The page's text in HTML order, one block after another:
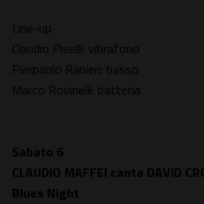
Line-up
Claudio Piselli: vibrafono
Pierpaolo Ranieri: basso
Marco Rovinelli: batteria
Sabato 6
CLAUDIO MAFFEI canta DAVID
Blues Night